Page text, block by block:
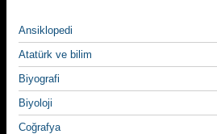
Ansiklopedi
Atatürk ve bilim
Biyografi
Biyoloji
Coğrafya